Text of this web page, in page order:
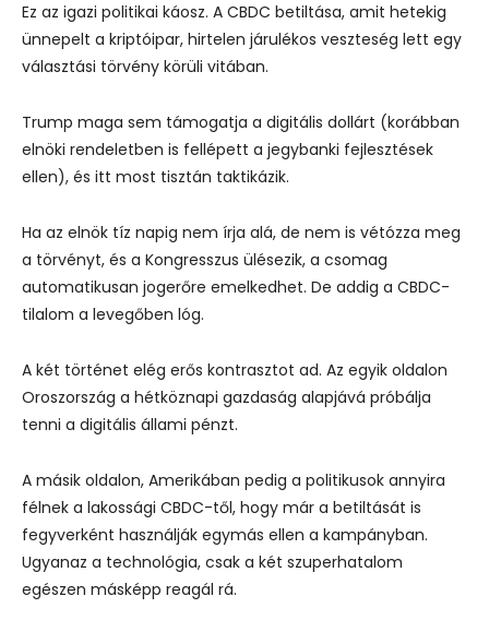
Ez az igazi politikai káosz. A CBDC betiltása, amit hetekig
ünnepelt a kriptóipar, hirtelen járulékos veszteség lett egy
választási törvény körüli vitában.
Trump maga sem támogatja a digitális dollárt (korábban
elnöki rendeletben is fellépett a jegybanki fejlesztések
ellen), és itt most tisztán taktikázik.
Ha az elnök tíz napig nem írja alá, de nem is vétózza meg
a törvényt, és a Kongresszus ülésezik, a csomag
automatikusan jogerőre emelkedhet. De addig a CBDC-
tilalom a levegőben lóg.
A két történet elég erős kontrasztot ad. Az egyik oldalon
Oroszország a hétköznapi gazdaság alapjává próbálja
tenni a digitális állami pénzt.
A másik oldalon, Amerikában pedig a politikusok annyira
félnek a lakossági CBDC-től, hogy már a betiltását is
fegyverként használják egymás ellen a kampányban.
Ugyanaz a technológia, csak a két szuperhatalom
egészen másképp reagál rá.